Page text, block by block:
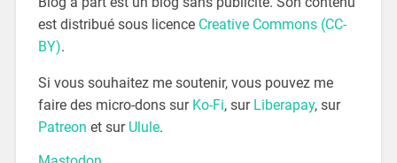
est distribué sous licence Creative Commons (CC-
BY).
Si vous souhaitez me soutenir, vous pouvez me
faire des micro-dons sur Ko-Fi, sur Liberapay, sur
Patreon et sur Ulule.